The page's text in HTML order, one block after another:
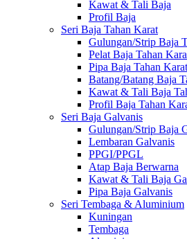
Kawat & Tali Baja
Profil Baja
Seri Baja Tahan Karat
Gulungan/Strip Baja
Pelat Baja Tahan
Pipa Baja Tahan Karat
Batang/Batang Baja
Kawat & Tali Baja
Profil Baja Tahan
Seri Baja Galvanis
Gulungan/Strip Baja
Lembaran Galvanis
PPGI/PPGL
Atap Baja Berwarna
Kawat & Tali Baja
Pipa Baja Galvanis
Seri Tembaga & Aluminium
Kuningan
Tembaga